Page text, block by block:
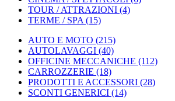
TOUR / ATTRAZIONI (4)
TERME / SPA (15)
AUTO E MOTO (215)
AUTOLAVAGGI (40)
OFFICINE MECCANICHE (112)
CARROZZERIE (18)
PRODOTTI E ACCESSORI (28)
SCONTI GENERICI (14)